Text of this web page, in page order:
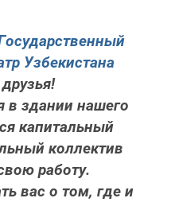
Узбекистана
в здании нашего
капитальный
коллектив
работу.
вас о том, где и